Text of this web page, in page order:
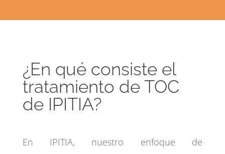
¿En qué consiste el
tratamiento de TOC
de IPITIA?
En IPITIA, nuestro enfoque de